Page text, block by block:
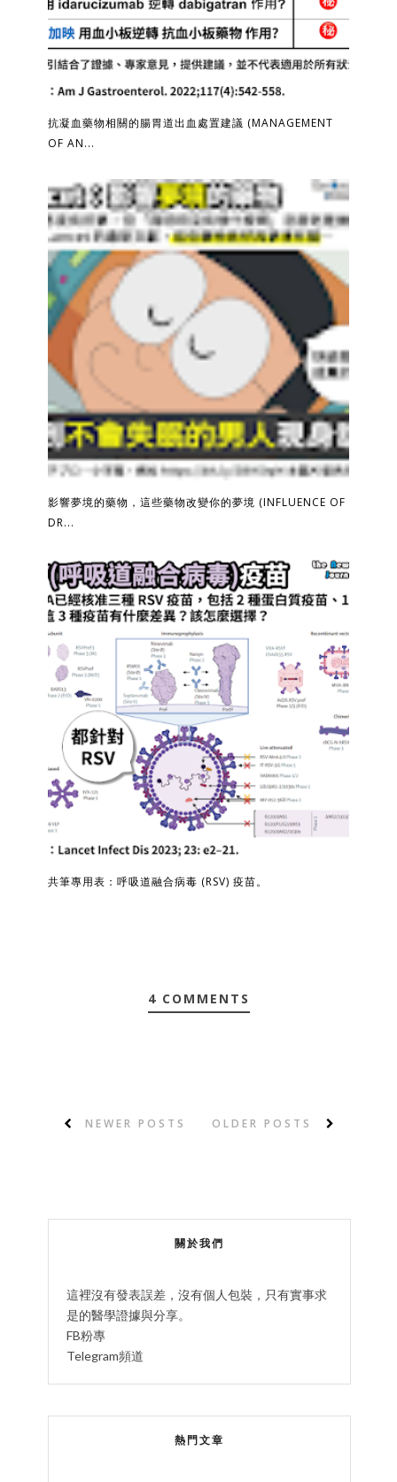
抗凝血藥物相關的腸胃道出血處置建議 (MANAGEMENT
OF AN...
影響夢境的藥物，這些藥物改變你的夢境 (INFLUENCE OF
DR...
共筆專用表：呼吸道融合病毒 (RSV) 疫苗。
4 COMMENTS
NEWER POSTS OLDER POSTS
關於我們
這裡沒有發表誤差，沒有個人包裝，只有實事求
是的醫學證據與分享。
FB粉專
Telegram頻道
熱門文章